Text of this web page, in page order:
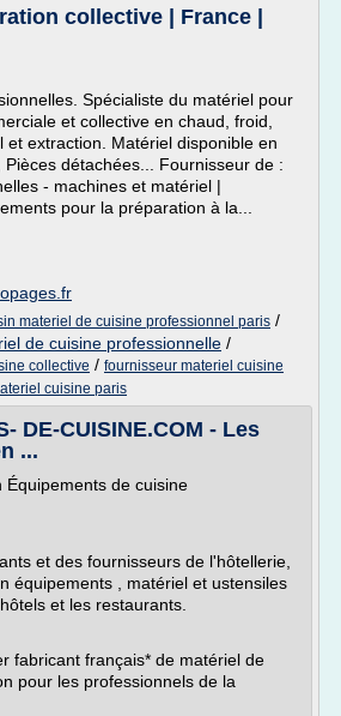
collective | France |
Spécialiste du matériel pour
et collective en chaud, froid,
et extraction. Matériel disponible en
Pièces détachées... Fournisseur de :
- machines et matériel |
pour la préparation à la...
materiel de cuisine professionnel paris /
de cuisine professionnelle /
collective / fournisseur materiel cuisine
cuisine paris
DE-CUISINE.COM - Les
...
Équipements de cuisine
et des fournisseurs de l'hôtellerie,
équipements , matériel et ustensiles
et les restaurants.
fabricant français* de matériel de
pour les professionnels de la